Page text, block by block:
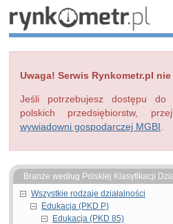
Uwaga! Serwis Rynkometr.pl
Jeśli potrzebujesz dostępu do
polskich przedsiębiorstw,
wywiadowni gospodarczej MGBI
Branże według Polskiej Klasyfikacji
Wszystkie rodzaje działalności
Edukacja (PKD P)
Edukacja (PKD 85)